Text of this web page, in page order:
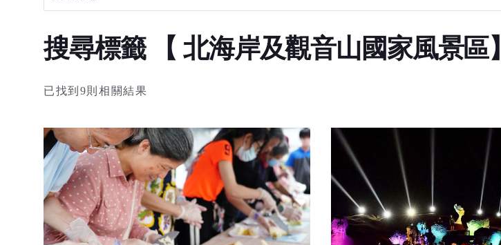
搜尋標籤 【 北海岸及觀音山國家風景區】
已找到9則相關結果